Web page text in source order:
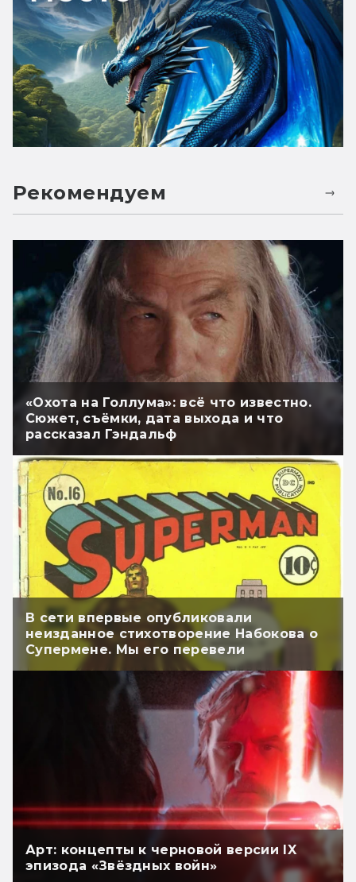
Рекомендуем
«Охота на Голлума»: всё что известно.
Сюжет, съёмки, дата выхода и что
рассказал Гэндальф
В сети впервые опубликовали
неизданное стихотворение Набокова о
Супермене. Мы его перевели
Арт: концепты к черновой версии IX
эпизода «Звёздных войн»